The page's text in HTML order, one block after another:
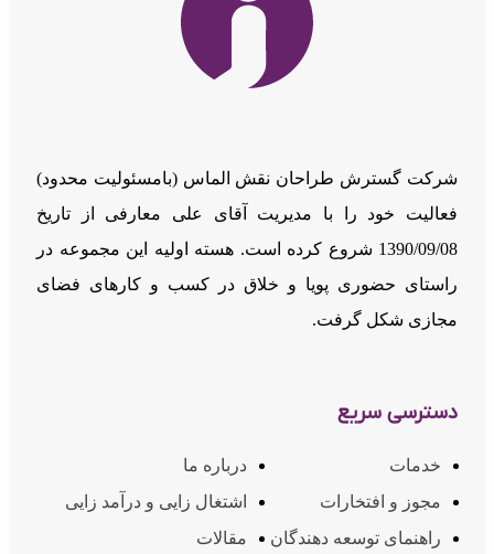
شرکت گسترش طراحان نقش الماس (بامسئوليت محدود)
فعالیت خود را با مدیریت آقای علی معارفی از تاریخ
1390/09/08 شروع کرده است. هسته اولیه این مجموعه در
راستای حضوری پویا و خلاق در کسب و کارهای فضای
مجازی شکل گرفت.
دسترسی سریع
خدمات
درباره ما
مجوز و افتخارات
اشتغال زایی و درآمد زایی
راهنمای توسعه دهندگان
مقالات